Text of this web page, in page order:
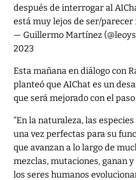
después de interrogar al
está muy lejos de ser/
— Guillermo Martínez
2023
Esta mañana en diálogo con
planteó que AIChat es un
que será mejorado con el
“En la naturaleza, las
una vez perfectas para su
que avanzan a lo largo de
mezclas, mutaciones, ganan
los seres humanos